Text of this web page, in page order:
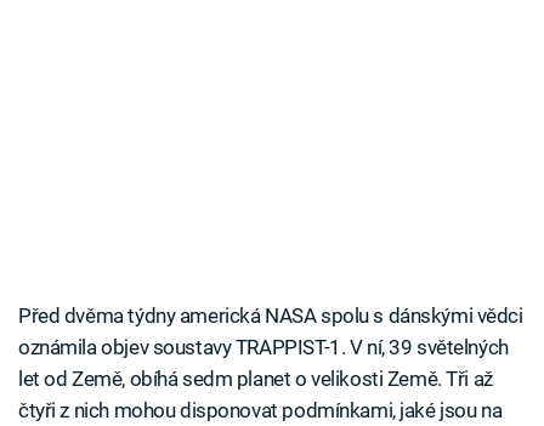
Před dvěma týdny americká NASA spolu s dánskými vědci
oznámila objev soustavy TRAPPIST-1. V ní, 39 světelných
let od Země, obíhá sedm planet o velikosti Země. Tři až
čtyři z nich mohou disponovat podmínkami, jaké jsou na